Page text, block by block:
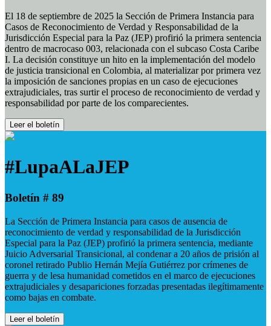
El 18 de septiembre de 2025 la Sección de Primera Instancia para
Casos de Reconocimiento de Verdad y Responsabilidad de la
Jurisdicción Especial para la Paz (JEP) profirió la primera sentencia
dentro de macrocaso 003, relacionada con el subcaso Costa Caribe
I. La decisión constituye un hito en la implementación del modelo
de justicia transicional en Colombia, al materializar por primera vez
la imposición de sanciones propias en un caso de ejecuciones
extrajudiciales, tras surtir el proceso de reconocimiento de verdad y
responsabilidad por parte de los comparecientes.
Leer el boletín
#LupaALaJEP
Boletín # 89
La Sección de Primera Instancia para casos de ausencia de
reconocimiento de verdad y responsabilidad de la Jurisdicción
Especial para la Paz (JEP) profirió la primera sentencia, mediante
Juicio Adversarial Transicional, al condenar a 20 años de prisión al
coronel retirado Publio Hernán Mejía Gutiérrez por crímenes de
guerra y de lesa humanidad cometidos en el marco de ejecuciones
extrajudiciales y desapariciones forzadas presentadas ilegítimamente
como bajas en combate.
Leer el boletín